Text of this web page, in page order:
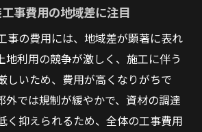
事費用の地域差に注目
事の費用には、地域差が顕著に表れ
地利用の競争が激しく、施工に伴う
しいため、費用が高くなりがちで
外では規制が緩やかで、資材の調達
く抑えられるため、全体の工事費用